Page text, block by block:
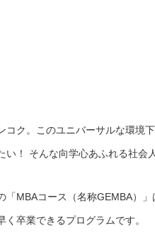
コク。このユニバーサルな環境
い！ そんな向学心あふれる社会
「MBAコース（名称GEMBA）
卒業できるプログラムです。